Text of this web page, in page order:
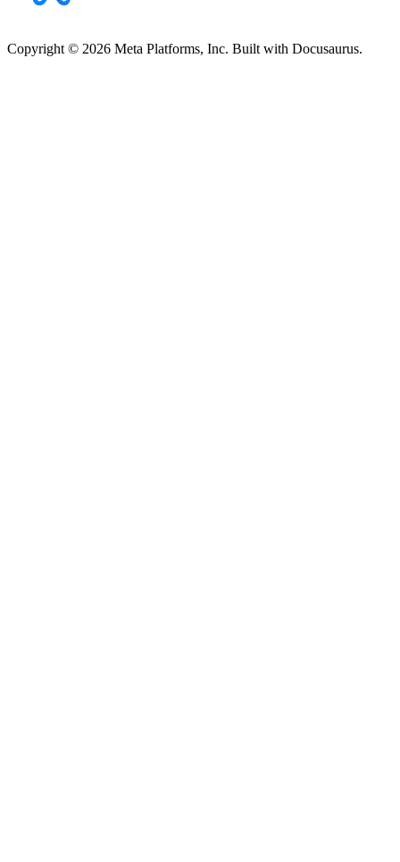
Copyright © 2026 Meta Platforms, Inc. Built with Docusaurus.